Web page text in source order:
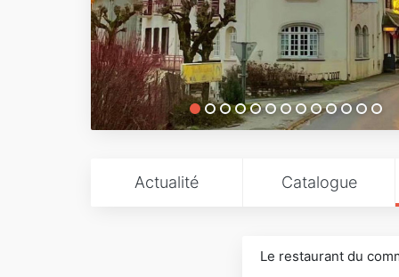
Actualité Catalogue
Le restaurant du